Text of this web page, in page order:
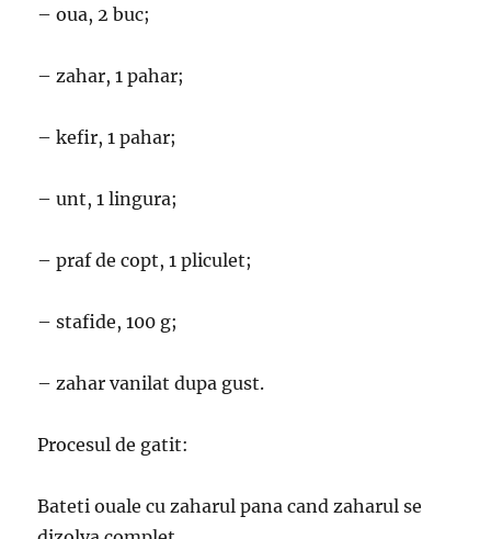
– oua, 2 buc;
– zahar, 1 pahar;
– kefir, 1 pahar;
– unt, 1 lingura;
– praf de copt, 1 pliculet;
– stafide, 100 g;
– zahar vanilat dupa gust.
Procesul de gatit:
Bateti ouale cu zaharul pana cand zaharul se